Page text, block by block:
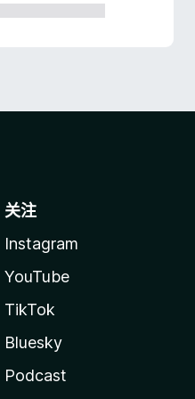
关注
Instagram
YouTube
TikTok
Bluesky
Podcast